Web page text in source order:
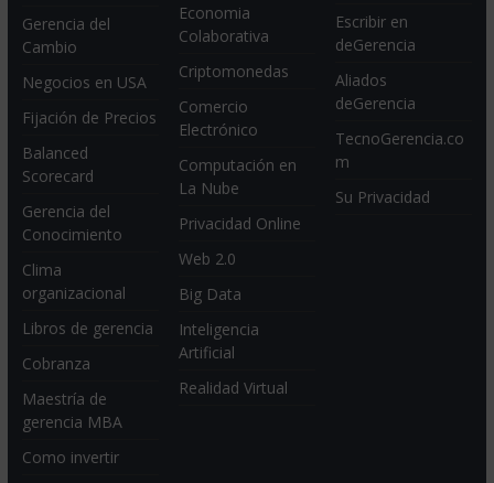
Gerencia del
Cambio
Negocios en USA
Fijación de Precios
Balanced
Scorecard
Gerencia del
Conocimiento
Clima
organizacional
Libros de gerencia
Cobranza
Maestría de
gerencia MBA
Como invertir
Economia
Colaborativa
Criptomonedas
Comercio
Electrónico
Computación en
La Nube
Privacidad Online
Web 2.0
Big Data
Inteligencia
Artificial
Realidad Virtual
Escribir en
deGerencia
Aliados
deGerencia
TecnoGerencia.co
m
Su Privacidad